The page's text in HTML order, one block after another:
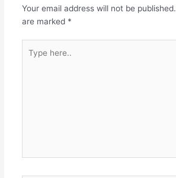
Your email address will not be published.
are marked *
here..